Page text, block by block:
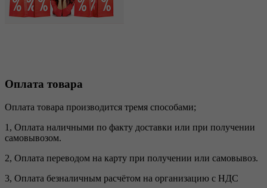
Оплата товара
Оплата товара производится тремя способами;
1, Оплата наличными по факту доставки или при получении
самовывозом.
2, Оплата переводом на карту при получении или самовывоз.
3, Оплата безналичным расчётом на организацию с НДС